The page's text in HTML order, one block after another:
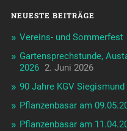
NEUESTE BEITRÄGE
Vereins- und Sommerfest
Gartensprechstunde,
2026 2. Juni 2026
90 Jahre KGV Siegismund
Pflanzenbasar am
Pflanzenbasar am